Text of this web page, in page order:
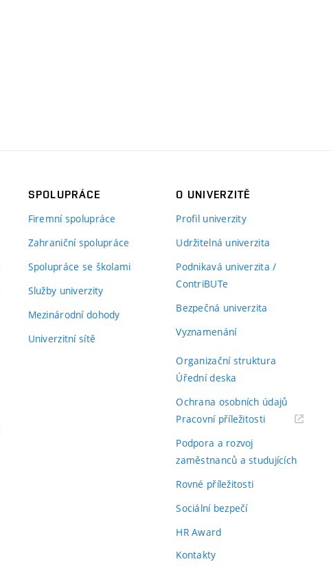
SPOLUPRÁCE
Firemní spolupráce
Zahraniční spolupráce
Spolupráce se školami
Služby univerzity
Mezinárodní dohody
Univerzitní sítě
O UNIVERZITĚ
Profil univerzity
Udržitelná univerzita
Podnikavá univerzita /
ContriBUTe
Bezpečná univerzita
Vyznamenání
Organizační struktura
Úřední deska
Ochrana osobních údajů
Pracovní příležitosti(externí
Podpora a rozvoj
zaměstnanců a studujících
Rovné příležitosti
Sociální bezpečí
HR Award
Kontakty